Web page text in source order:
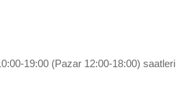
19:00 (Pazar 12:00-18:00) saatleri